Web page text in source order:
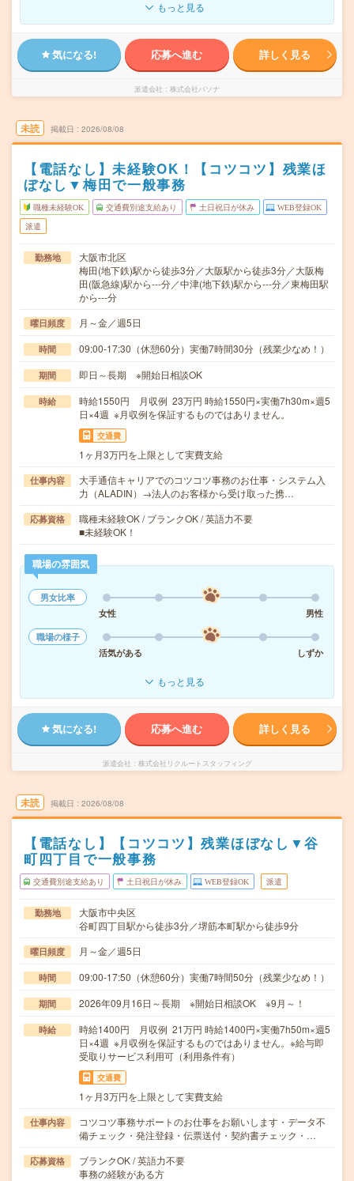
もっと見る
気になる! 応募へ進む 詳しく見る
派遣会社 株式会社パソナ
未読 掲載日 2026/08/08
【電話なし】未経験OK！【コツコツ】残業ほ
ぼなし▼梅田で一般事務
職種未経験OK 交通費別途支給あり 土日祝日が休み WEB登録OK
派遣
勤務地
大阪市北区
梅田(地下鉄)駅から徒歩3分／大阪駅から徒歩3分／大阪梅
田(阪急線)駅から---分／中津(地下鉄)駅から---分／東梅田駅
から---分
曜日頻度 月～金／週5日
時間 09:00-17:30（休憩60分）実働7時間30分（残業少なめ！）
期間 即日～長期 ※開始日相談OK
時給
時給1550円 月収例 23万円 時給1550円×実働7h30m×週5
日×4週 ※月収例を保証するものではありません。
交通費
1ヶ月3万円を上限として実費支給
仕事内容
大手通信キャリアでのコツコツ事務のお仕事・システム入
力（ALADIN）→法人のお客様から受け取った携…
応募資格
職種未経験OK / ブランクOK / 英語力不要
■未経験OK！
職場の雰囲気
男女比率
女性
男性
職場の様子
活気がある
しずか
もっと見る
気になる! 応募へ進む 詳しく見る
派遣会社 株式会社リクルートスタッフィング
未読 掲載日 2026/08/08
【電話なし】【コツコツ】残業ほぼなし▼谷
町四丁目で一般事務
交通費別途支給あり 土日祝日が休み WEB登録OK 派遣
勤務地
大阪市中央区
谷町四丁目駅から徒歩3分／堺筋本町駅から徒歩9分
曜日頻度 月～金／週5日
時間 09:00-17:50（休憩60分）実働7時間50分（残業少なめ！）
期間 2026年09月16日～長期 ※開始日相談OK ※9月～！
時給
時給1400円 月収例 21万円 時給1400円×実働7h50m×週5
日×4週 ※月収例を保証するものではありません。※給与即
受取りサービス利用可（利用条件有）
交通費
1ヶ月3万円を上限として実費支給
仕事内容
コツコツ事務サポートのお仕事をお願いします・データ不
備チェック・発注登録・伝票送付・契約書チェック・…
応募資格
ブランクOK / 英語力不要
事務の経験がある方